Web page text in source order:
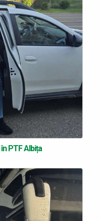
PTF Albița